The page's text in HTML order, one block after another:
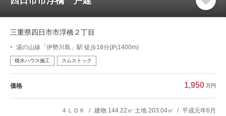
三重県四日市市浮橋２丁目
湯の山線「伊勢川島」駅 徒歩18分(約1400m)
積水ハウス施工 スムストック
価格 1,950 万円
４ＬＤＫ 建物 144.22㎡ 土地 203.04㎡ 平成元年6月